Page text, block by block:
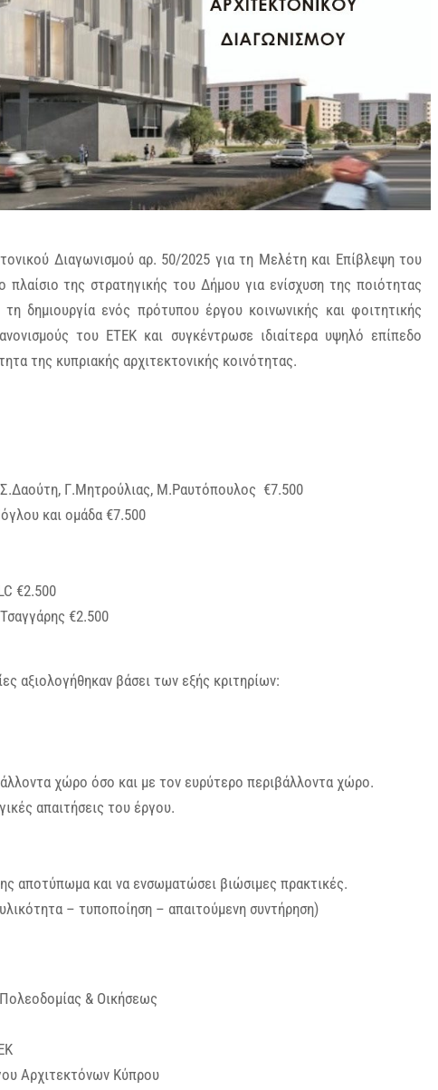
Διαγωνισμού αρ. 50/2025 για τη Μελέτη και Επίβλεψη του
της στρατηγικής του Δήμου για ενίσχυση της ποιότητας
δημιουργία ενός πρότυπου έργου κοινωνικής και φοιτητικής
του ΕΤΕΚ και συγκέντρωσε ιδιαίτερα υψηλό επίπεδο
της κυπριακής αρχιτεκτονικής κοινότητας.
Σ.Δαούτη, Γ.Μητρούλιας, Μ.Ραυτόπουλος €7.500
και ομάδα €7.500
€2.500
€2.500
αξιολογήθηκαν βάσει των εξής κριτηρίων:
χώρο όσο και με τον ευρύτερο περιβάλλοντα χώρο.
απαιτήσεις του έργου.
αποτύπωμα και να ενσωματώσει βιώσιμες πρακτικές.
– τυποποίηση – απαιτούμενη συντήρηση)
& Οικήσεως
Αρχιτεκτόνων Κύπρου